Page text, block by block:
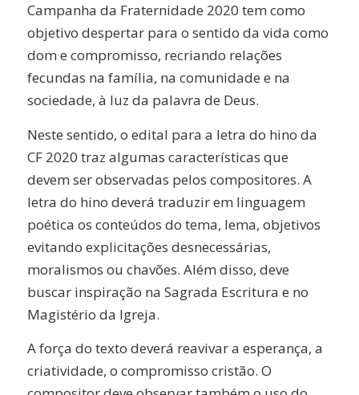
Campanha da Fraternidade 2020 tem como
objetivo despertar para o sentido da vida como
dom e compromisso, recriando relações
fecundas na família, na comunidade e na
sociedade, à luz da palavra de Deus.
Neste sentido, o edital para a letra do hino da
CF 2020 traz algumas características que
devem ser observadas pelos compositores. A
letra do hino deverá traduzir em linguagem
poética os conteúdos do tema, lema, objetivos
evitando explicitações desnecessárias,
moralismos ou chavões. Além disso, deve
buscar inspiração na Sagrada Escritura e no
Magistério da Igreja.
A força do texto deverá reavivar a esperança, a
criatividade, o compromisso cristão. O